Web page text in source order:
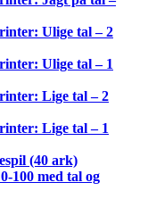
Ulige tal – 2
Ulige tal – 1
Lige tal – 2
Lige tal – 1
(40 ark)
100 med tal og